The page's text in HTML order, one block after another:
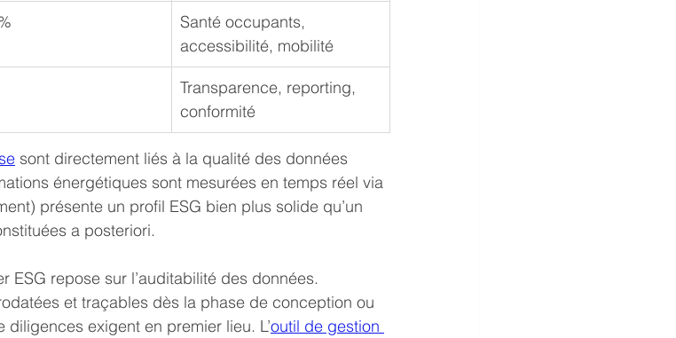
Santé occupants,
accessibilité, mobilité
Transparence, reporting,
conformité
sont directement liés à la qualité des données
énergétiques sont mesurées en temps réel via
présente un profil ESG bien plus solide qu’un
a posteriori.
ESG repose sur l’auditabilité des données.
et traçables dès la phase de conception ou
diligences exigent en premier lieu. L’outil de gestion